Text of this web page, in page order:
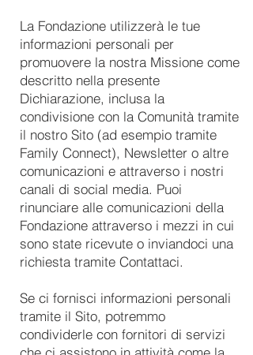
La Fondazione utilizzerà le tue
informazioni personali per
promuovere la nostra Missione come
descritto nella presente
Dichiarazione, inclusa la
condivisione con la Comunità tramite
il nostro Sito (ad esempio tramite
Family Connect), Newsletter o altre
comunicazioni e attraverso i nostri
canali di social media. Puoi
rinunciare alle comunicazioni della
Fondazione attraverso i mezzi in cui
sono state ricevute o inviandoci una
richiesta tramite Contattaci.
Se ci fornisci informazioni personali
tramite il Sito, potremmo
condividerle con fornitori di servizi